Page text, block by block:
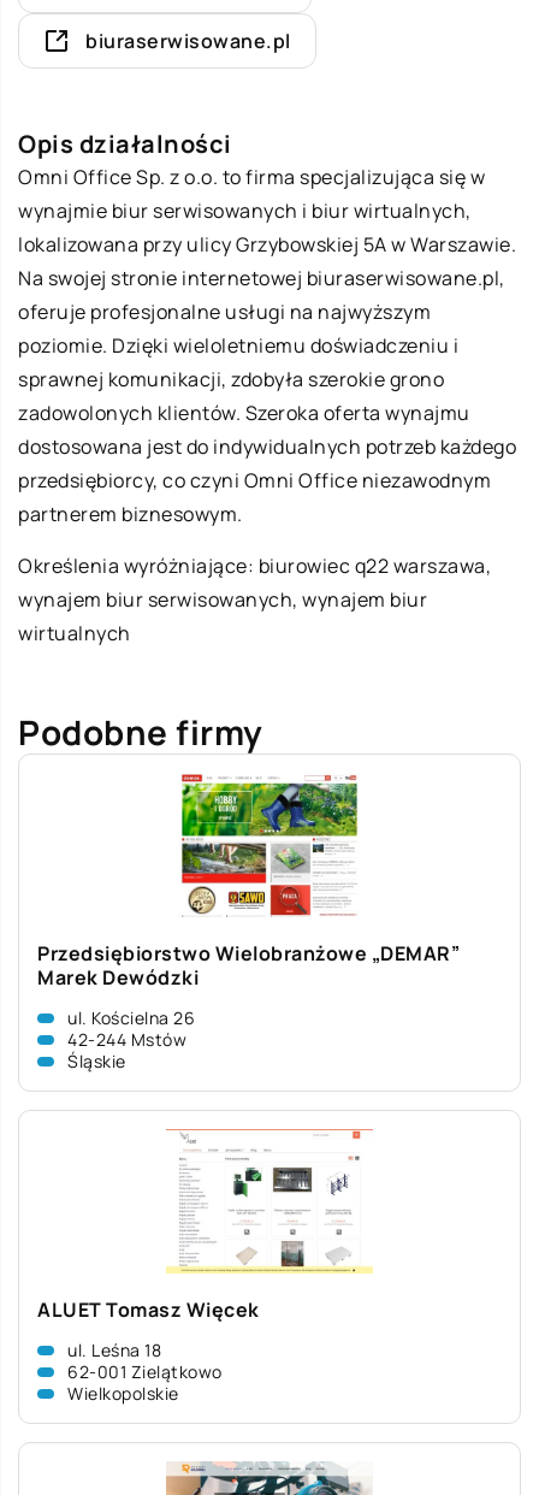
biuraserwisowane.pl
Opis działalności
Omni Office Sp. z o.o. to firma specjalizująca się w
wynajmie biur serwisowanych i biur wirtualnych,
lokalizowana przy ulicy Grzybowskiej 5A w Warszawie.
Na swojej stronie internetowej biuraserwisowane.pl,
oferuje profesjonalne usługi na najwyższym
poziomie. Dzięki wieloletniemu doświadczeniu i
sprawnej komunikacji, zdobyła szerokie grono
zadowolonych klientów. Szeroka oferta wynajmu
dostosowana jest do indywidualnych potrzeb każdego
przedsiębiorcy, co czyni Omni Office niezawodnym
partnerem biznesowym.
Określenia wyróżniające: biurowiec q22 warszawa,
wynajem biur serwisowanych, wynajem biur
wirtualnych
Podobne firmy
Przedsiębiorstwo Wielobranżowe „DEMAR”
Marek Dewódzki
ul. Kościelna 26
42-244 Mstów
Śląskie
ALUET Tomasz Więcek
ul. Leśna 18
62-001 Zielątkowo
Wielkopolskie